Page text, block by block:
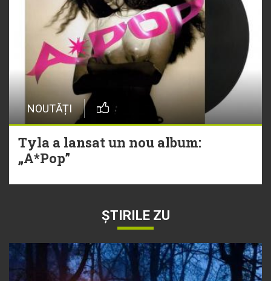
NOUTĂȚI
Tyla a lansat un nou album:
„A*Pop”
ȘTIRILE ZU